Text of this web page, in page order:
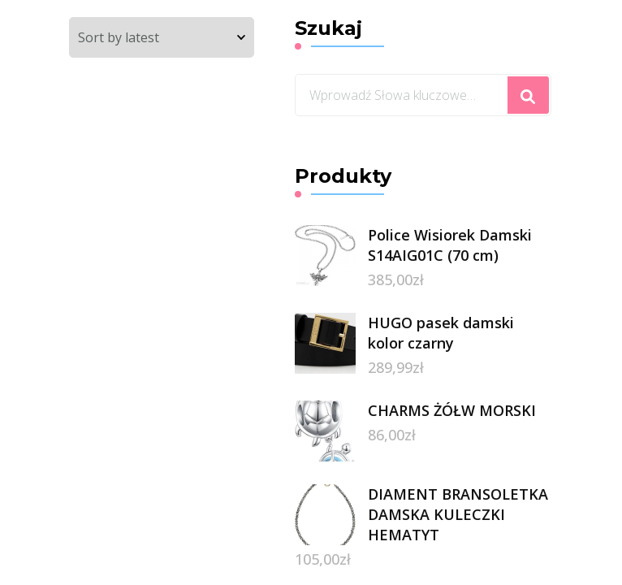
Szukaj
Szukasz
Produkty
Police Wisiorek Damski
S14AIG01C (70 cm)
385,00zł
HUGO pasek damski
kolor czarny
289,99zł
CHARMS ŻÓŁW MORSKI
86,00zł
DIAMENT BRANSOLETKA
DAMSKA KULECZKI
HEMATYT
105,00zł